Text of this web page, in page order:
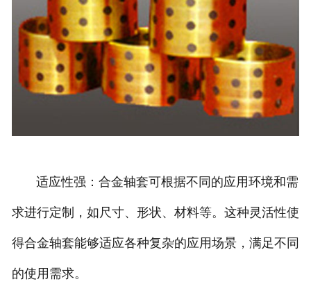
适应性强：合金轴套可根据不同的应用环境和需
求进行定制，如尺寸、形状、材料等。这种灵活性使
得合金轴套能够适应各种复杂的应用场景，满足不同
的使用需求。